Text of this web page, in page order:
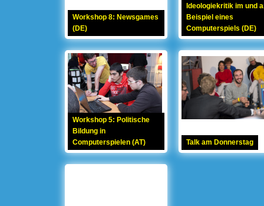
Workshop 8: Newsgames
(DE)
Ideologiekritik im und
Beispiel eines
Computerspiels (DE)
Workshop 5: Politische
Bildung in
Computerspielen (AT)
Talk am Donnerstag